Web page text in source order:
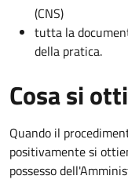
(CNS)
tutta la
della pratica.
Cosa si
Quando il
positivamente si
possesso